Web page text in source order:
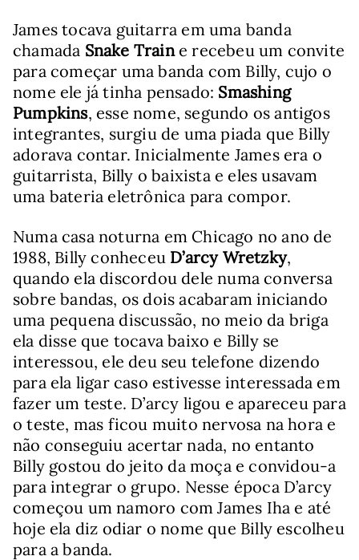
James tocava guitarra em uma banda
chamada Snake Traine recebeu um convite
para começar uma banda com Billy, cujo o
nome ele já tinha pensado: Smashing
Pumpkins, esse nome, segundo os antigos
integrantes, surgiu de uma piada que Billy
adorava contar. Inicialmente James era o
guitarrista, Billy o baixista e eles usavam
uma bateria eletrônica para compor.
Numa casa noturna em Chicago no ano de
1988, Billy conheceu D’arcy Wretzky,
quando ela discordou dele numa conversa
sobre bandas, os dois acabaram iniciando
uma pequena discussão, no meio da briga
ela disse que tocava baixo e Billy se
interessou, ele deu seu telefone dizendo
para ela ligar caso estivesse interessada em
fazer um teste. D’arcy ligou e apareceu para
o teste, mas ficou muito nervosa na hora e
não conseguiu acertar nada, no entanto
Billy gostou do jeito da moça e convidou-a
para integrar o grupo. Nesse época D’arcy
começou um namoro com James Iha e até
hoje ela diz odiar o nome que Billy escolheu
para a banda.